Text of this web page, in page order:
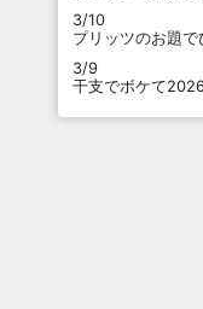
3/10
プリッツのお題
3/9
干支でボケて